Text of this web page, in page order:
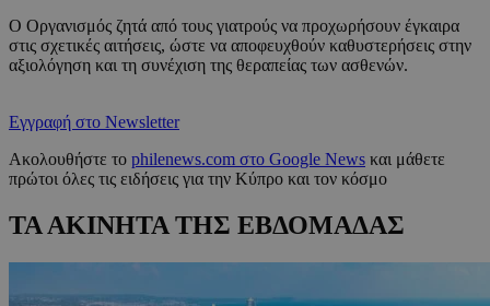
Ο Οργανισμός ζητά από τους γιατρούς να προχωρήσουν έγκαιρα
στις σχετικές αιτήσεις, ώστε να αποφευχθούν καθυστερήσεις στην
αξιολόγηση και τη συνέχιση της θεραπείας των ασθενών.
Εγγραφή στο Newsletter
Ακολουθήστε το philenews.com στο Google News και μάθετε
πρώτοι όλες τις ειδήσεις για την Κύπρο και τον κόσμο
ΤΑ ΑΚΙΝΗΤΑ ΤΗΣ ΕΒΔΟΜΑΔΑΣ